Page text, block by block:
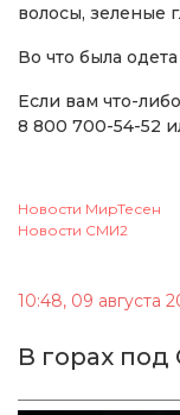
волосы, зеленые
Во что была
Если вам что-
8 800 700-54-52
Новости МирТесен
Новости СМИ2
10:48, 09 августа
В горах под